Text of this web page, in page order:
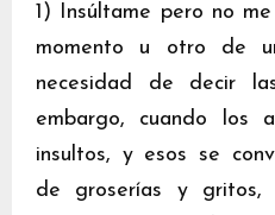
1) Insúltame pero no
momento u otro de
necesidad de decir
embargo, cuando los
insultos, y esos se
de groserías y gritos,